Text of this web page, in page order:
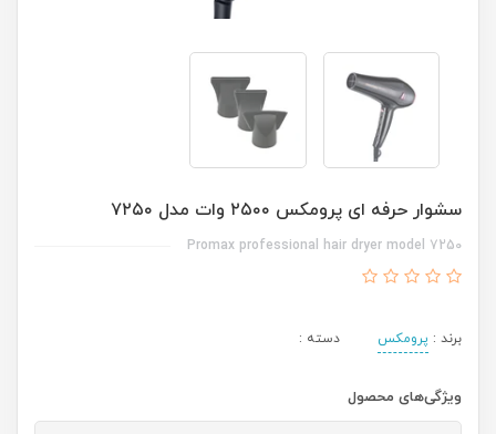
سشوار حرفه ای پرومکس ۲۵۰۰ وات مدل ۷۲۵۰
Promax professional hair dryer model 7250
برند : پرومکس دسته :
ویژگی‌های محصول